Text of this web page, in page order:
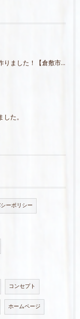
ホームページを新たに作りました！【倉敷市の美容室ならHair house OLUOLU】
た。
ーポリシー
コンセプト
ホームページ